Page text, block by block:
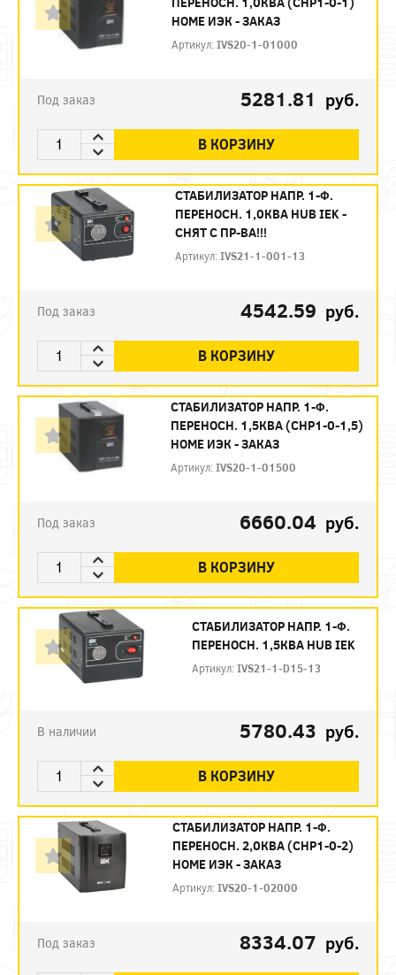
HOME ИЭК - ЗАКАЗ
Артикул:IVS20-1-01000
Под заказ 5281.81 руб.
В КОРЗИНУ
СТАБИЛИЗАТОР НАПР. 1-Ф.
ПЕРЕНОСН. 1,0КВА HUB IEK -
СНЯТ С ПР-ВА!!!
Артикул:IVS21-1-001-13
Под заказ 4542.59 руб.
В КОРЗИНУ
СТАБИЛИЗАТОР НАПР. 1-Ф.
ПЕРЕНОСН. 1,5КВA (СНР1-0-1,5)
HOME ИЭК - ЗАКАЗ
Артикул:IVS20-1-01500
Под заказ 6660.04 руб.
В КОРЗИНУ
СТАБИЛИЗАТОР НАПР. 1-Ф.
ПЕРЕНОСН. 1,5КВА HUB IEK
Артикул:IVS21-1-D15-13
В наличии 5780.43 руб.
В КОРЗИНУ
СТАБИЛИЗАТОР НАПР. 1-Ф.
ПЕРЕНОСН. 2,0КВA (СНР1-0-2)
HOME ИЭК - ЗАКАЗ
Артикул:IVS20-1-02000
Под заказ 8334.07 руб.